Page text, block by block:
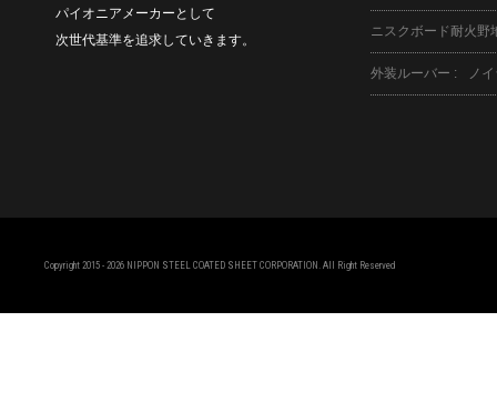
パイオニアメーカーとして
次世代基準を追求していきます。
ニスクボード耐火野
外装ルーバー ノ
Copyright 2015 - 2026 NIPPON STEEL COATED SHEET CORPORATION. All Right Reserved